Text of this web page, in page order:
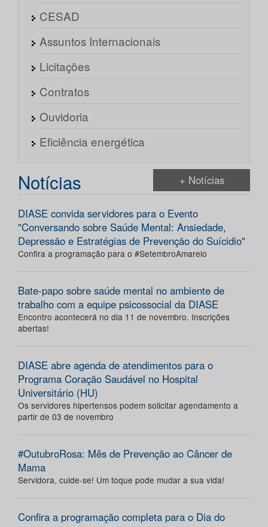
CESAD
Assuntos Internacionais
Licitações
Contratos
Ouvidoria
Eficiência energética
Notícias + Notícias
DIASE convida servidores para o Evento
"Conversando sobre Saúde Mental: Ansiedade,
Depressão e Estratégias de Prevenção do Suícidio"
Confira a programação para o #SetembroAmarelo
Bate-papo sobre saúde mental no ambiente de
trabalho com a equipe psicossocial da DIASE
Encontro acontecerá no dia 11 de novembro. Inscrições
abertas!
DIASE abre agenda de atendimentos para o
Programa Coração Saudável no Hospital
Universitário (HU)
Os servidores hipertensos podem solicitar agendamento a
partir de 03 de novembro
#OutubroRosa: Mês de Prevenção ao Câncer de
Mama
Servidora, cuide-se! Um toque pode mudar a sua vida!
Confira a programação completa para o Dia do